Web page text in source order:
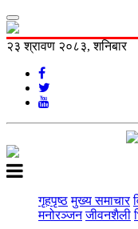
२३ श्रावण २०८३, शनिबार
गृहपृष्ठ मुख्य समाचार
मनोरञ्‍जन जीवनशैली